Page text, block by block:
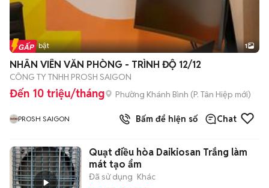
Tin nổi bật 1
NHÂN VIÊN VĂN PHÒNG - TRÌNH ĐỘ 12/12
CÔNG TY TNHH PROSH SAIGON
Đến 10 triệu/tháng Phường Khánh Bình (P. Tân Hiệp mới)
PROSH SAIGON Bấm để hiện số Chat
Quạt điều hòa Daikiosan Trắng làm
mát tạo ẩm
Đã sử dụng Khác